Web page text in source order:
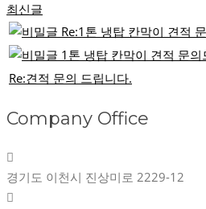
최신글
Re:1톤 냉탑 칸막이 견적
1톤 냉탑 칸막이 견적 문의
Re:견적 문의 드립니다.
Company Office
경기도 이천시 진상미로 2229-12